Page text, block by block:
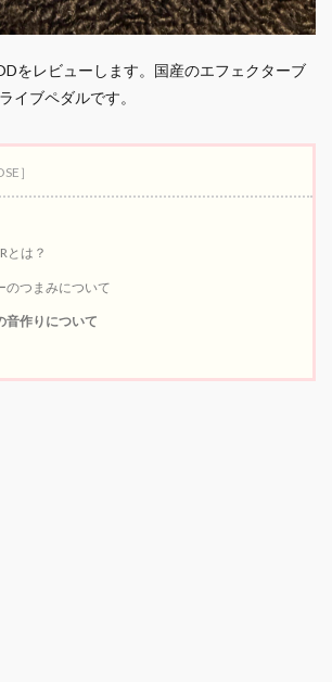
をレビューします。国産のエフェクターブ
イブペダルです。
とは？
のつまみについて
音作りについて